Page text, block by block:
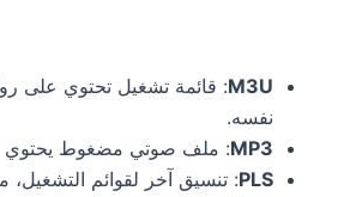
M3U: قائمة تشغيل تحتوي على
نفسه.
MP3: ملف صوتي مضغوط يحتوي
PLS